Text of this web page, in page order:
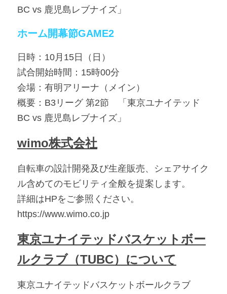
BC vs 鹿児島レブナイズ」
ホーム開幕節GAME2
日時：10月15日（日）
試合開始時間：15時00分
会場：有明アリーナ（メイン）
概要：B3リーグ 第2節　「東京ユナイテッド
BC vs 鹿児島レブナイズ」
wimo株式会社
自転車の設計開発及び生産販売、シェアサイク
ル含めてのモビリティ全般を提案します。
詳細はHPをご参照ください。
https://www.wimo.co.jp
東京ユナイテッドバスケットボー
ルクラブ（TUBC）について
東京ユナイテッドバスケットボールクラブ